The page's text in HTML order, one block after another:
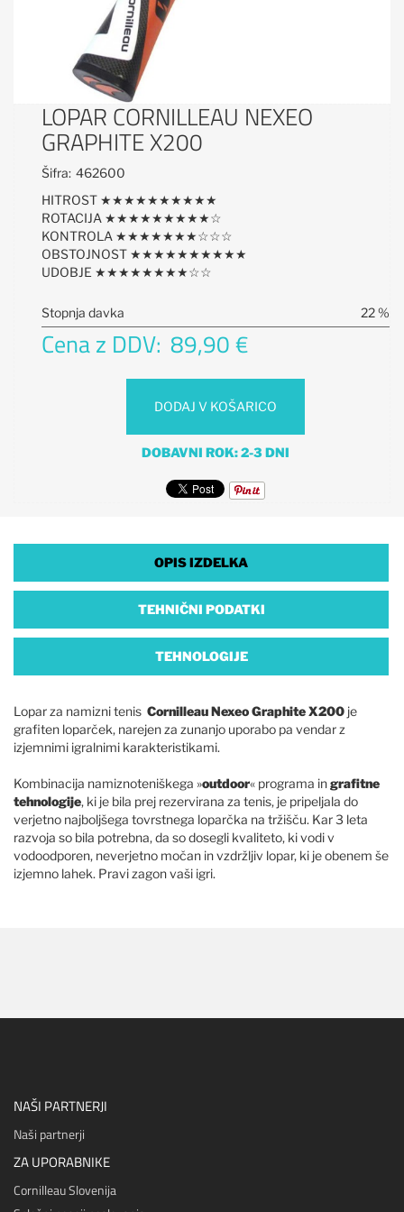
LOPAR CORNILLEAU NEXEO
GRAPHITE X200
Šifra: 462600
HITROST ★★★★★★★★★★
ROTACIJA ★★★★★★★★★☆
KONTROLA ★★★★★★★☆☆☆
OBSTOJNOST ★★★★★★★★★★
UDOBJE ★★★★★★★★☆☆
Stopnja davka 22 %
Cena z DDV: 89,90 €
DODAJ V KOŠARICO
DOBAVNI ROK: 2-3 DNI
OPIS IZDELKA
TEHNIČNI PODATKI
TEHNOLOGIJE
Lopar za namizni tenis Cornilleau Nexeo Graphite X200 je
grafiten loparček, narejen za zunanjo uporabo pa vendar z
izjemnimi igralnimi karakteristikami.
Kombinacija namiznoteniškega »outdoor« programa ingrafitne
tehnologije, ki je bila prej rezervirana za tenis, je pripeljala do
verjetno najboljšega tovrstnega loparčka na tržišču. Kar 3 leta
razvoja so bila potrebna, da so dosegli kvaliteto, ki vodi v
vodoodporen, neverjetno močan in vzdržljiv lopar, ki je obenem še
izjemno lahek. Pravi zagon vaši igri.
NAŠI PARTNERJI
Naši partnerji
ZA UPORABNIKE
Cornilleau Slovenija